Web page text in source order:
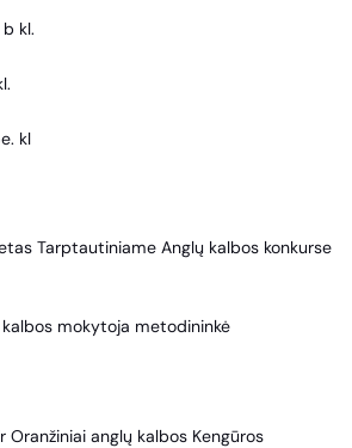
kl.
kl
Tarptautiniame Anglų kalbos konkurse
mokytoja metodininkė
Oranžiniai anglų kalbos Kengūros